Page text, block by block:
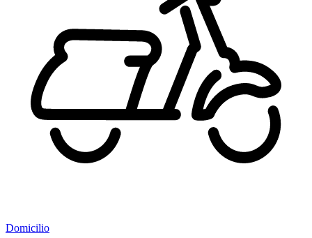
Domicilio